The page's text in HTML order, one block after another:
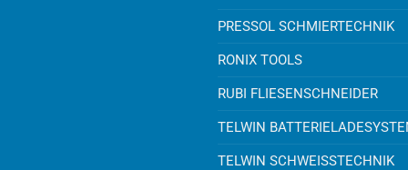
PRESSOL SCHMIERTECHNIK
RONIX TOOLS
RUBI FLIESENSCHNEIDER
TELWIN
TELWIN SCHWEISSTECHNIK